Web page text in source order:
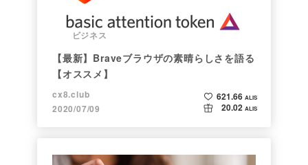
ビジネス
【最新】Braveブラウザの素晴らしさを語る
【オススメ】
cx8.club
2020/07/09
621.66 ALIS
20.02 ALIS